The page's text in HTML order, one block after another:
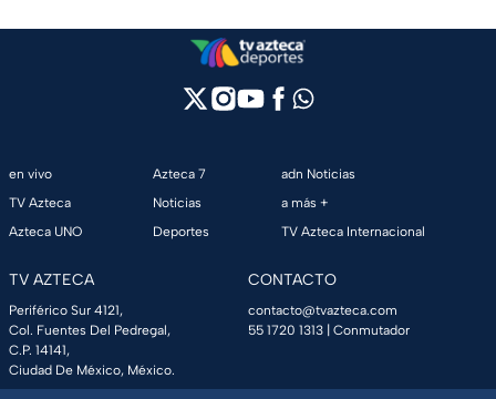
en vivo
TV Azteca
Azteca UNO
Azteca 7
Noticias
Deportes
adn Noticias
a más +
TV Azteca Internacional
TV AZTECA
Periférico Sur 4121,
Col. Fuentes Del Pedregal,
C.P. 14141,
Ciudad De México, México.
CONTACTO
contacto@tvazteca.com
55 1720 1313 | Conmutador